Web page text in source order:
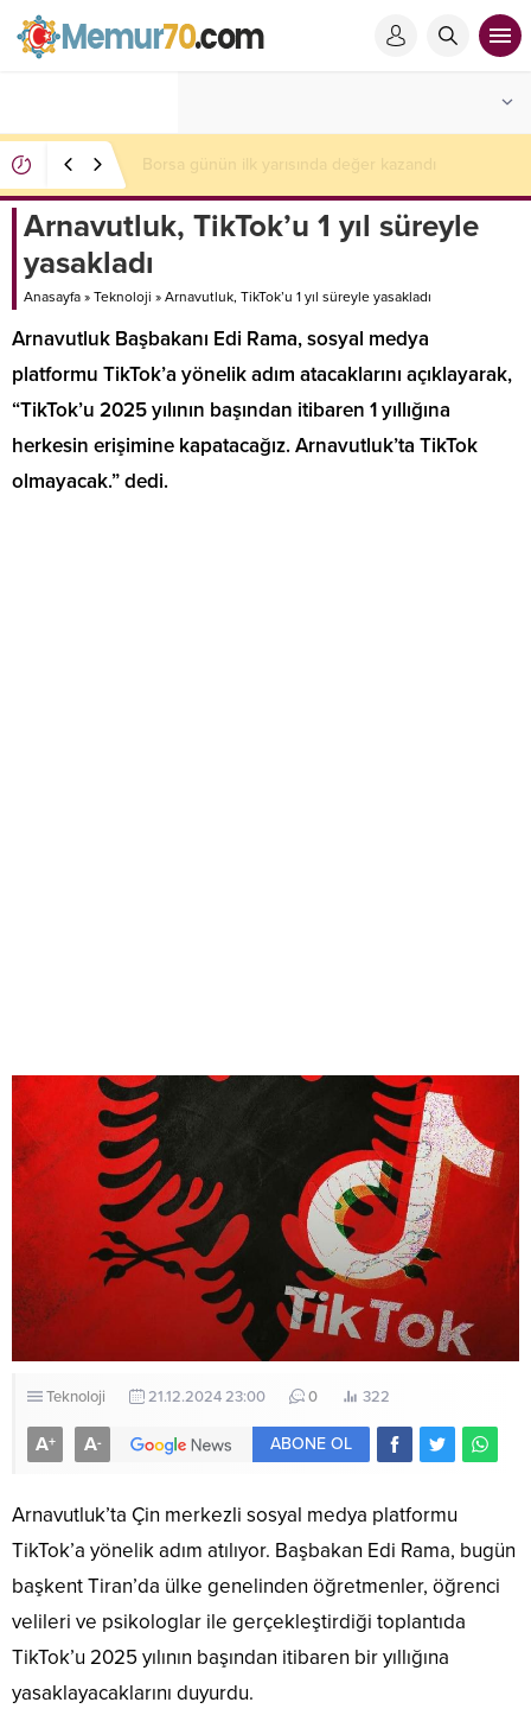
Akkuyu NGS 1. güç ünitesindeki türbin tesisi bir
sonraki devreye alma aşamasına hazır
Arnavutluk, TikTok’u 1 yıl süreyle
yasakladı
Anasayfa » Teknoloji » Arnavutluk, TikTok’u 1 yıl süreyle yasakladı
Arnavutluk Başbakanı Edi Rama, sosyal medya
platformu TikTok’a yönelik adım atacaklarını açıklayarak,
“TikTok’u 2025 yılının başından itibaren 1 yıllığına
herkesin erişimine kapatacağız. Arnavutluk’ta TikTok
olmayacak.” dedi.
Teknoloji 21.12.2024 23:00 0 322
A+ A- ABONE OL
Arnavutluk’ta Çin merkezli sosyal medya platformu
TikTok’a yönelik adım atılıyor. Başbakan Edi Rama, bugün
başkent Tiran’da ülke genelinden öğretmenler, öğrenci
velileri ve psikologlar ile gerçekleştirdiği toplantıda
TikTok’u 2025 yılının başından itibaren bir yıllığına
yasaklayacaklarını duyurdu.